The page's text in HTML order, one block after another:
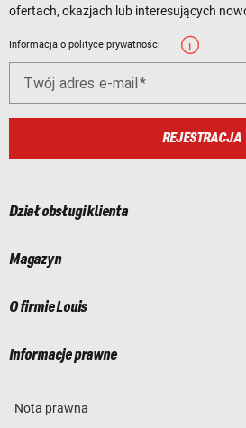
ofertach, okazjach lub interesujących
Informacja o polityce prywatności
Twój adres e-mail
REJESTRACJA
Dział obsługi klienta
Magazyn
O firmie Louis
Informacje prawne
Nota prawna